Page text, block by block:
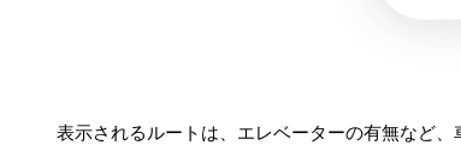
表示されるルートは、エレベーターの有無など